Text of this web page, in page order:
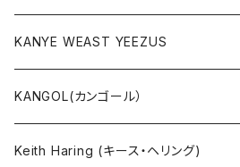
セットアップ
小物・雑貨
タンクトップ
KANYE WEAST YEEZUS
KANGOL(カンゴール）
Keith Haring (キース・ヘリング)